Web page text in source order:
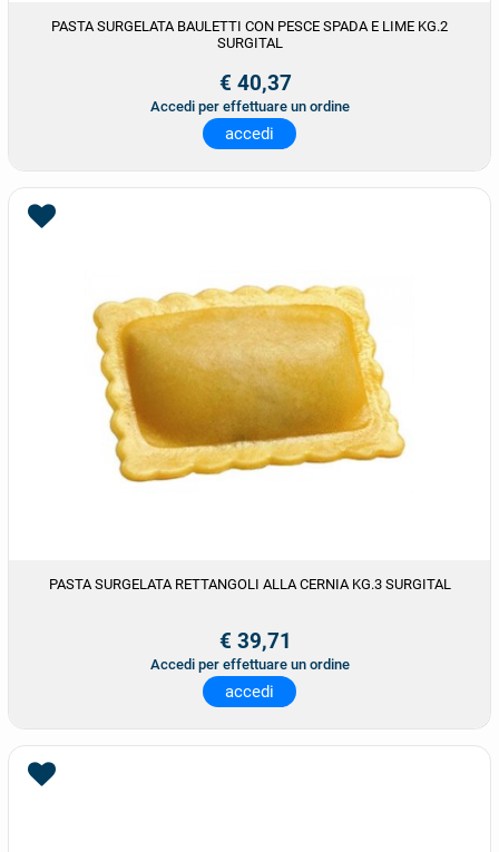
PASTA SURGELATA BAULETTI CON PESCE SPADA E LIME KG.2
SURGITAL
€ 40,37
Accedi per effettuare un ordine
accedi
PASTA SURGELATA RETTANGOLI ALLA CERNIA KG.3 SURGITAL
€ 39,71
Accedi per effettuare un ordine
accedi